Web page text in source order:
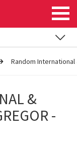
Random
&
-